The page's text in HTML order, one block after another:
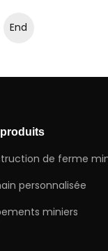
End
de ferme
personnalisée
miniers